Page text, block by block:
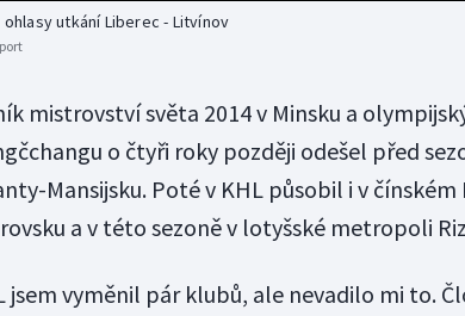
ohlasy utkání Liberec - Litvínov
mistrovství světa 2014 v Minsku a
o čtyři roky později odešel před
Mansijsku. Poté v KHL působil i v čínském
a v této sezoně v lotyšské metropoli
jsem vyměnil pár klubů, ale nevadilo mi to.